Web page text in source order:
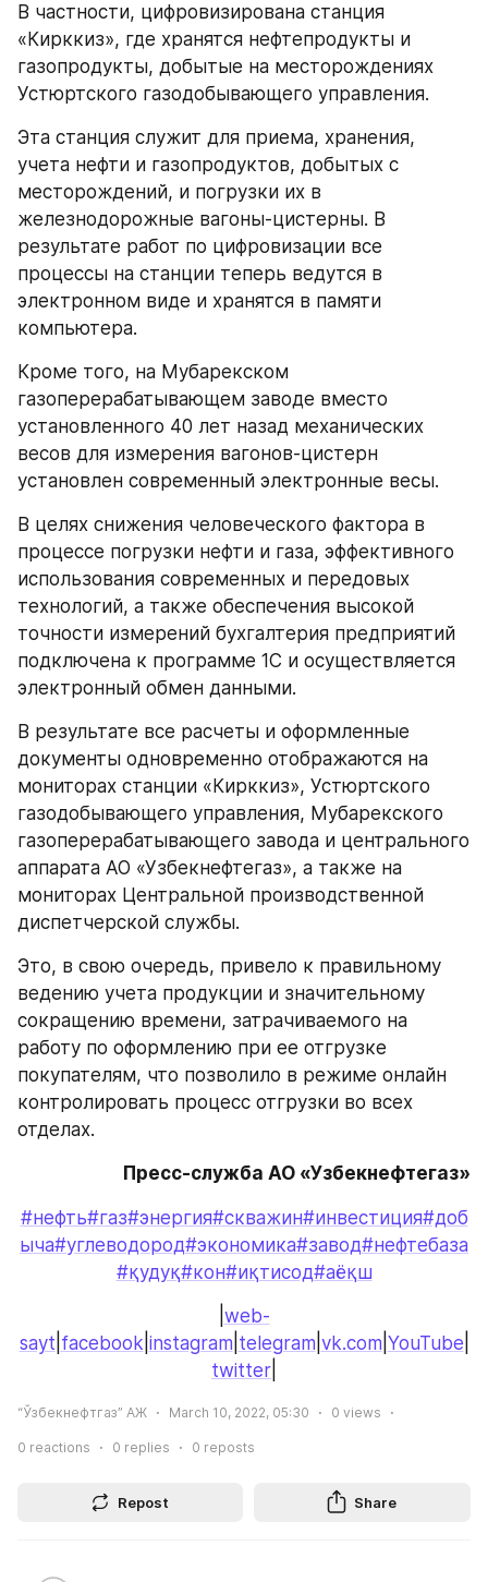
В частности, цифровизирована станция
«Кирккиз», где хранятся нефтепродукты и
газопродукты, добытые на месторождениях
Устюртского газодобывающего управления.
Эта станция служит для приема, хранения,
учета нефти и газопродуктов, добытых с
месторождений, и погрузки их в
железнодорожные вагоны-цистерны. В
результате работ по цифровизации все
процессы на станции теперь ведутся в
электронном виде и хранятся в памяти
компьютера.
Кроме того, на Мубарекском
газоперерабатывающем заводе вместо
установленного 40 лет назад механических
весов для измерения вагонов-цистерн
установлен современный электронные весы.
В целях снижения человеческого фактора в
процессе погрузки нефти и газа, эффективного
использования современных и передовых
технологий, а также обеспечения высокой
точности измерений бухгалтерия предприятий
подключена к программе 1С и осуществляется
электронный обмен данными.
В результате все расчеты и оформленные
документы одновременно отображаются на
мониторах станции «Кирккиз», Устюртского
газодобывающего управления, Мубарекского
газоперерабатывающего завода и центрального
аппарата АО «Узбекнефтегаз», а также на
мониторах Центральной производственной
диспетчерской службы.
Это, в свою очередь, привело к правильному
ведению учета продукции и значительному
сокращению времени, затрачиваемого на
работу по оформлению при ее отгрузке
покупателям, что позволило в режиме онлайн
контролировать процесс отгрузки во всех
отделах.
Пресс-служба АО «Узбекнефтегаз»
#нефть#газ#энергия#скважин#инвестиция#доб
ыча#углеводород#экономика#завод#нефтебаза
#қудуқ#кон#иқтисод#аёқш
web-
sayt facebook instagram telegram vk.com YouTube
twitter
“Ўзбекнефтгаз” АЖ March 10, 2022, 05:30 0 views
0 reactions 0 replies 0 reposts
Repost Share